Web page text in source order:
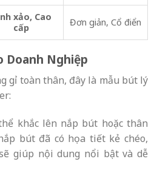
xảo, Cao
cấp
Đơn giản, Cổ điển
Doanh Nghiệp
gỉ toàn thân, đây là mẫu bút lý
khắc lên nắp bút hoặc thân
bút đã có họa tiết kẻ chéo,
giúp nội dung nổi bật và dễ